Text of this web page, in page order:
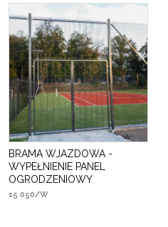
BRAMA WJAZDOWA -
WYPEŁNIENIE PANEL
OGRODZENIOWY
15 050/W